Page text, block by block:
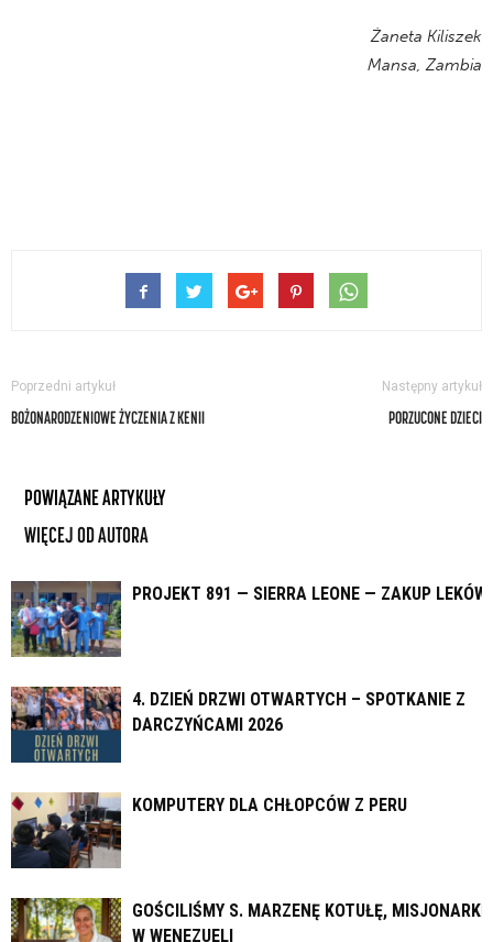
Żaneta Kiliszek
Mansa, Zambia
Poprzedni artykuł
BOŻONARODZENIOWE ŻYCZENIA Z KENII
Następny artykuł
PORZUCONE DZIECI
POWIĄZANE ARTYKUŁY
WIĘCEJ OD AUTORA
PROJEKT 891 — SIERRA LEONE — ZAKUP LEKÓW
4. DZIEŃ DRZWI OTWARTYCH – SPOTKANIE Z
DARCZYŃCAMI 2026
KOMPUTERY DLA CHŁOPCÓW Z PERU
GOŚCILIŚMY S. MARZENĘ KOTUŁĘ, MISJONARKĘ
W WENEZUELI